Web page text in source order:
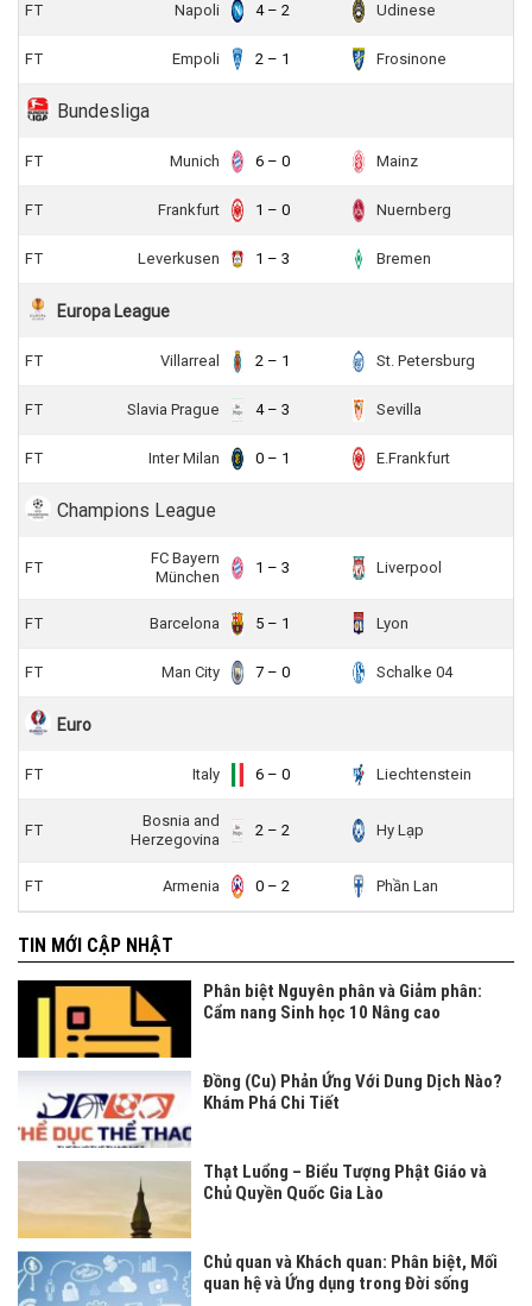
FT Napoli 4 – 2 Udinese
FT Empoli 2 – 1 Frosinone
Bundesliga
FT Munich 6 – 0 Mainz
FT Frankfurt 1 – 0 Nuernberg
FT Leverkusen 1 – 3 Bremen
Europa League
FT Villarreal 2 – 1 St. Petersburg
FT Slavia Prague 4 – 3 Sevilla
FT Inter Milan 0 – 1 E.Frankfurt
Champions League
FT
FC Bayern
München
1 – 3 Liverpool
FT Barcelona 5 – 1 Lyon
FT Man City 7 – 0 Schalke 04
Euro
FT Italy 6 – 0 Liechtenstein
FT
Bosnia and
Herzegovina
2 – 2 Hy Lạp
FT Armenia 0 – 2 Phần Lan
TIN MỚI CẬP NHẬT
Phân biệt Nguyên phân và Giảm phân:
Cẩm nang Sinh học 10 Nâng cao
Đồng (Cu) Phản Ứng Với Dung Dịch Nào?
Khám Phá Chi Tiết
Thạt Luổng – Biểu Tượng Phật Giáo và
Chủ Quyền Quốc Gia Lào
Chủ quan và Khách quan: Phân biệt, Mối
quan hệ và Ứng dụng trong Đời sống